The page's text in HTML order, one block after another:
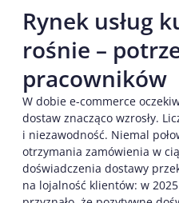
Rynek usług
rośnie –
pracowników
W dobie e-commerce
dostaw znacząco wzrosły.
i niezawodność. Niemal
otrzymania zamówienia w
doświadczenia dostawy
na lojalność klientów: w